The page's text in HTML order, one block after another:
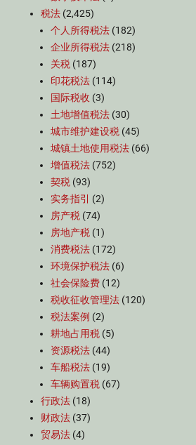
税法 (2,425)
个人所得税法 (182)
企业所得税法 (218)
关税 (187)
印花税法 (114)
国际税收 (3)
土地增值税法 (30)
城市维护建设税 (45)
城镇土地使用税法 (66)
增值税法 (752)
契税 (93)
实务指引
(2)
房产税 (74)
房地产税 (1)
消费税法 (172)
环境保护税法 (6)
社会保险费 (12)
税收征收管理法 (120)
税法案例 (2)
耕地占用税 (5)
资源税法 (44)
车船税法 (19)
车辆购置税 (67)
行政法 (18)
财政法 (37)
贸易法 (4)